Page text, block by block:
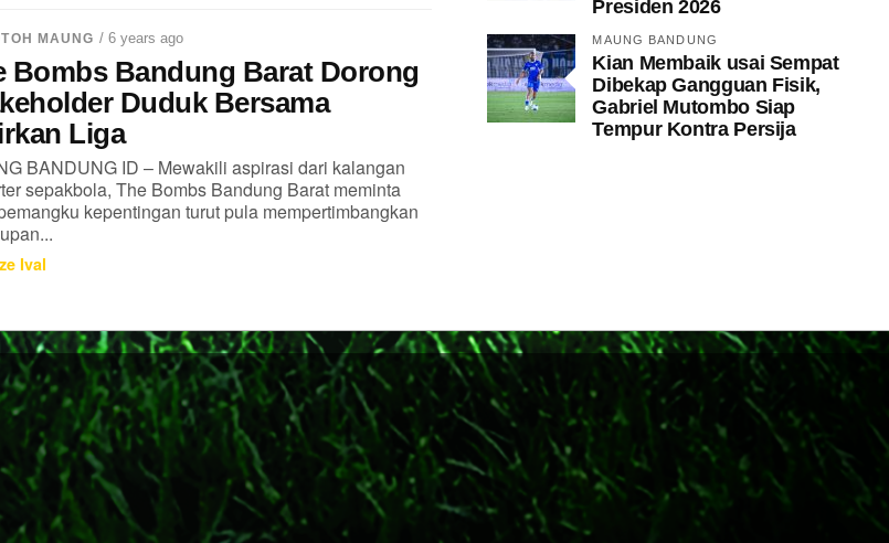
MAUNG / 6 years ago
Bombs Bandung Barat Dorong
Duduk Bersama
Liga
BANDUNG ID – Mewakili aspirasi dari kalangan
sepakbola, The Bombs Bandung Barat meminta
kepentingan turut pula mempertimbangkan
Ival
Presiden 2026
MAUNG BANDUNG
Kian Membaik usai Sempat
Dibekap Gangguan Fisik,
Gabriel Mutombo Siap
Tempur Kontra Persija